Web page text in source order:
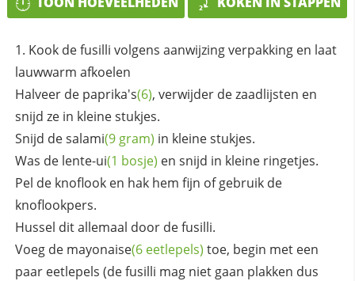
Kook de fusilli volgens aanwijzing verpakking en laat
lauwwarm afkoelen
Halveer de paprika's(6), verwijder de zaadlijsten en
snijd ze in kleine stukjes.
Snijd desalami(9 gram) in kleine stukjes.
Was de lente-ui(1 bosje) en snijd in kleine ringetjes.
Pel de knoflook en hak hem fijn of gebruik de
knoflookpers.
Hussel dit allemaal door de fusilli.
Voeg de mayonaise(6 eetlepels) toe, begin met een
paar eetlepels (de fusilli mag niet gaan plakken dus